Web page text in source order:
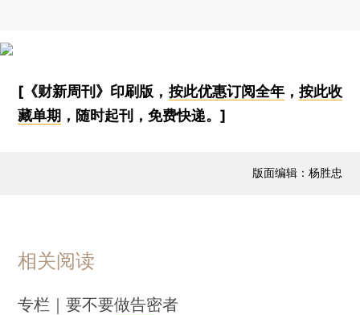
[《财新周刊》印刷版， 按此优惠订阅全年， 按此收
藏单期 ，随时起刊，免费快递。]
版面编辑：杨胜忠
相关阅读
专栏｜要不要做告密者